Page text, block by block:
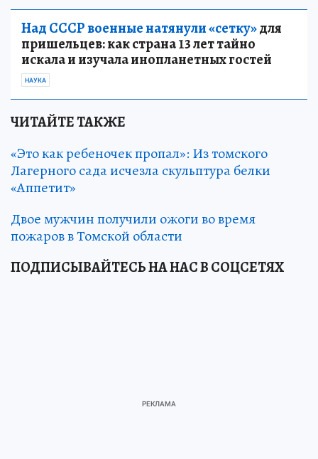
Над СССР военные натянули «сетку»для
пришельцев: как страна 13 лет тайно
искала и изучала инопланетных гостей
НАУКА
ЧИТАЙТЕ ТАКЖЕ
«Это как ребеночек пропал»: Из томского
Лагерного сада исчезла скульптура белки
«Аппетит»
Двое мужчин получили ожоги во время
пожаров в Томской области
ПОДПИСЫВАЙТЕСЬ НА НАС В СОЦСЕТЯХ